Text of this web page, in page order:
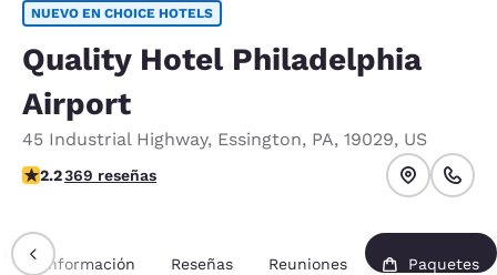
NUEVO EN CHOICE HOTELS
Quality Hotel Philadelphia
Airport
45 Industrial Highway, Essington, PA, 19029, US
calificación de 2.23 estrellas. Feria.
2.2369 reseñas
Información Reseñas Reuniones Paquetes